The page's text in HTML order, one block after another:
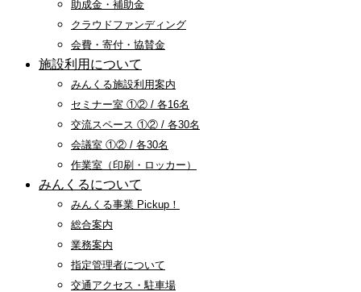
助成金・補助金
クラウドファンディング
会費・寄付・協賛金
施設利用について
みんくる施設利用案内
セミナー室 ①② / 各16名
交流スペース ①② / 各30名
会議室 ①② / 各30名
作業室（印刷・ロッカー）
みんくるについて
みんくる事業 Pickup！
総合案内
業務案内
指定管理者について
交通アクセス・駐車場